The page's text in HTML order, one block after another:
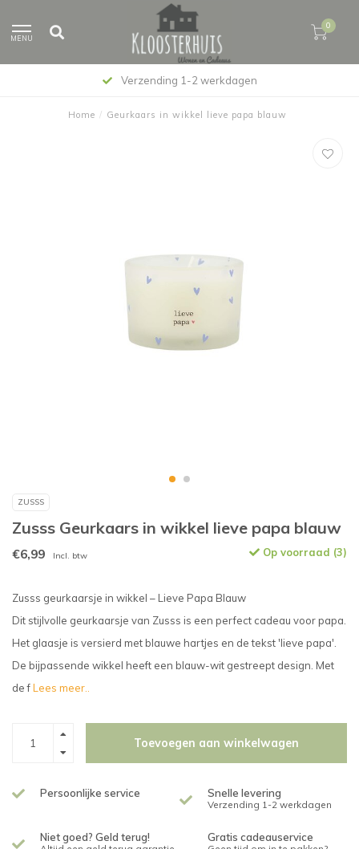
MENU
0
Verzending 1-2 werkdagen
Home / Geurkaars in wikkel lieve papa blauw
ZUSSS
Zusss Geurkaars in wikkel lieve papa blauw
€6,99 Incl. btw Op voorraad (3)
Zusss geurkaarsje in wikkel – Lieve Papa Blauw
Dit stijlvolle geurkaarsje van Zusss is een perfect cadeau voor papa.
Het glaasje is versierd met blauwe hartjes en de tekst 'lieve papa'.
De bijpassende wikkel heeft een blauw-wit gestreept design. Met
de fLees meer..
Toevoegen aan winkelwagen
Persoonlijke service Snelle levering
Verzending 1-2 werkdagen
Niet goed? Geld terug! Gratis cadeauservice